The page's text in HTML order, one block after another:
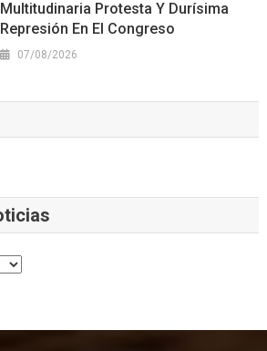
Multitudinaria Protesta Y Durísima
Represión En El Congreso
07/08/2026